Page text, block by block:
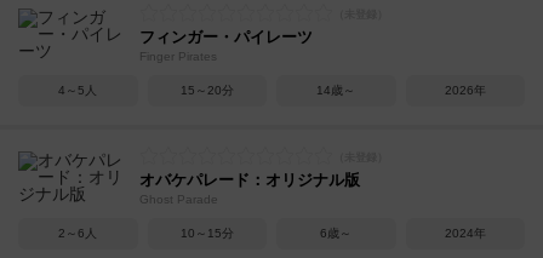
フィンガー・パイレーツ
Finger Pirates
4～5人 15～20分 14歳～ 2026年
オバケパレード：オリジナル版
Ghost Parade
2～6人 10～15分 6歳～ 2024年